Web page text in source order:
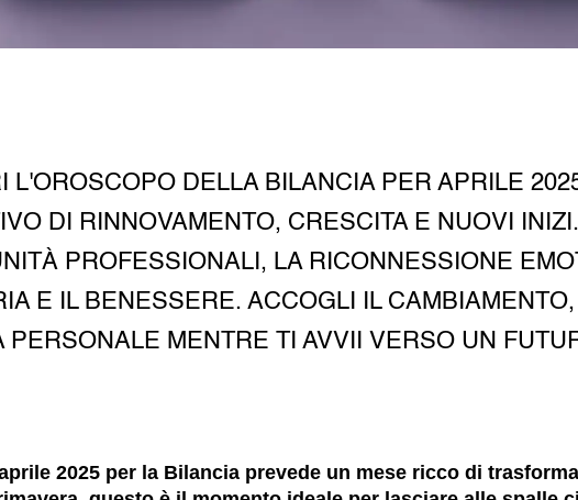
L'OROSCOPO DELLA BILANCIA PER APRILE
DI RINNOVAMENTO, CRESCITA E NUOVI
PROFESSIONALI, LA RICONNESSIONE
E IL BENESSERE. ACCOGLI IL
PERSONALE MENTRE TI AVVII VERSO UN
2025 per la Bilancia prevede un mese ricco di